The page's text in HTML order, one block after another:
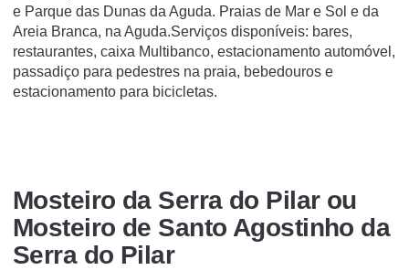
e Parque das Dunas da Aguda. Praias de Mar e Sol e da
Areia Branca, na Aguda.Serviços disponíveis: bares,
restaurantes, caixa Multibanco, estacionamento automóvel,
passadiço para pedestres na praia, bebedouros e
estacionamento para bicicletas.
Mosteiro da Serra do Pilar ou
Mosteiro de Santo Agostinho da
Serra do Pilar